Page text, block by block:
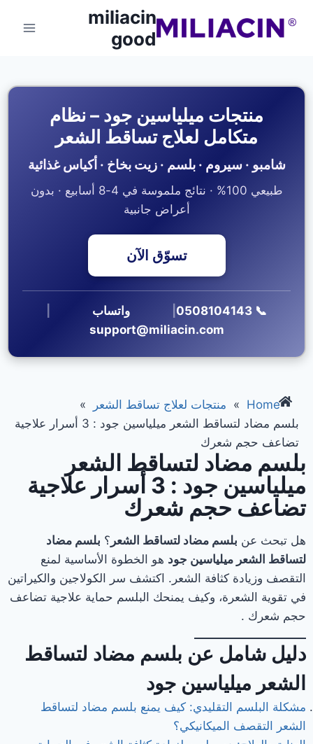
miliacin
good
منتجات ميلياسين جود – نظام
متكامل لعلاج تساقط الشعر
شامبو · سيروم · بلسم · زيت بخاخ · أكياس غذائية
طبيعي 100% · نتائج ملموسة في 4-8 أسابيع · بدون
أعراض جانبية
تسوّق الآن
📞 0508104143 واتساب
support@miliacin.com
Home
» منتجات لعلاج تساقط الشعر
»
بلسم مضاد لتساقط الشعر ميلياسين جود : 3 أسرار علاجية
تضاعف حجم شعرك
بلسم مضاد لتساقط الشعر
ميلياسين جود : 3 أسرار علاجية
تضاعف حجم شعرك
هل تبحث عن بلسم مضاد لتساقط الشعر ؟ بلسم مضاد
لتساقط الشعر ميلياسين جود هو الخطوة الأساسية لمنع
التقصف وزيادة كثافة الشعر. اكتشف سر الكولاجين والكيراتين
في تقوية الشعرة، وكيف يمنحك البلسم حماية علاجية تضاعف
حجم شعرك .
دليل شامل عن بلسم مضاد لتساقط
الشعر ميلياسين جود
مشكلة البلسم التقليدي: كيف يمنع بلسم مضاد لتساقط
الشعر التقصف الميكانيكي؟